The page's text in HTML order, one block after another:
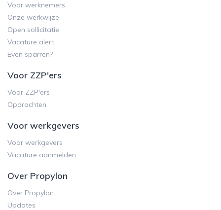
Voor werknemers
Onze werkwijze
Open sollicitatie
Vacature alert
Even sparren?
Voor ZZP'ers
Voor ZZP'ers
Opdrachten
Voor werkgevers
Voor werkgevers
Vacature aanmelden
Over Propylon
Over Propylon
Updates